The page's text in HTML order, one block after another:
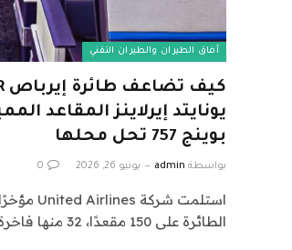
آفاق الطيران والطيران التقني
يونايتد إيرلاينز المقاعد
بوينج 757 تحل محلها
بواسطة admin يونيو 26, 2026 0
الطائرة على 150 مقعدًا، 32 منها فاخرة. ينقسم…